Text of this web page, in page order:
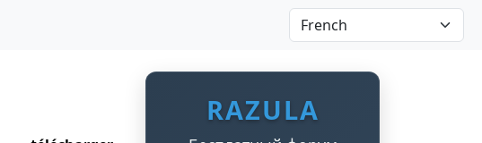
RAZULA